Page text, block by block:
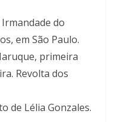
do
em São Paulo.
primeira
Revolta dos
de Lélia Gonzales.